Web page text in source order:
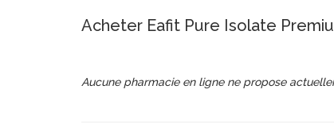
Acheter Eafit Pure Isolate
Aucune pharmacie en ligne ne propose